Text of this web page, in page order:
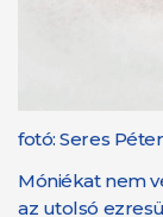
fotó: Seres Péter
Móniékat nem
az utolsó